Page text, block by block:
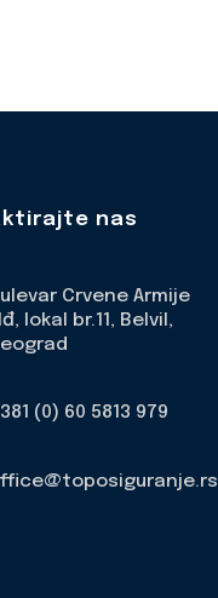
nas
Crvene Armije
lokal br.11, Belvil,
(0) 60 5813 979